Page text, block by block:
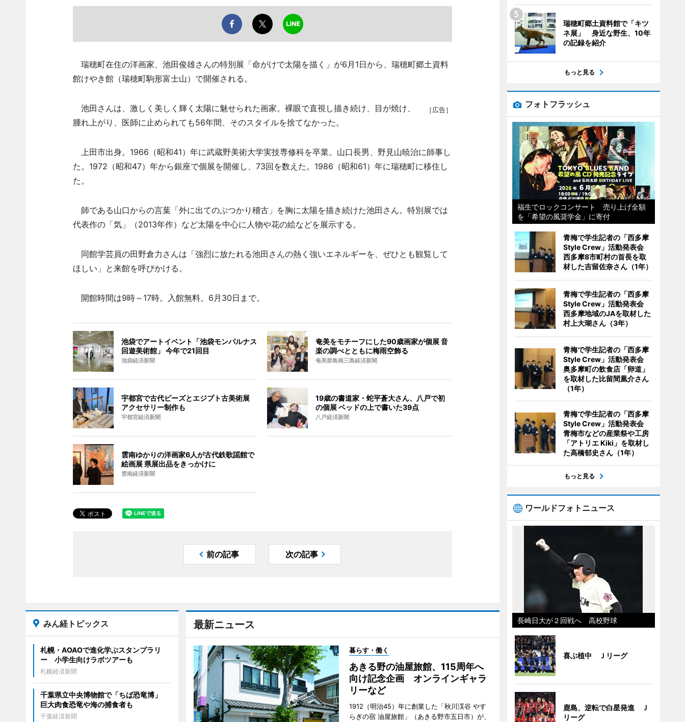
瑞穂町在住の洋画家、池田俊雄さんの特別展「命がけで太陽を描く」が6月1日から、瑞穂町郷土資料
館けやき館（瑞穂町駒形富士山）で開催される。
［広告］
池田さんは、激しく美しく輝く太陽に魅せられた画家。裸眼で直視し描き続け、目が焼け、
腫れ上がり、医師に止められても56年間、そのスタイルを捨てなかった。
上田市出身。1966（昭和41）年に武蔵野美術大学実技専修科を卒業。山口長男、野見山暁治に師事し
た。1972（昭和47）年から銀座で個展を開催し、73回を数えた。1986（昭和61）年に瑞穂町に移住し
た。
師である山口からの言葉「外に出てのぶつかり稽古」を胸に太陽を描き続けた池田さん。特別展では
代表作の「気」（2013年作）など太陽を中心に人物や花の絵などを展示する。
同館学芸員の田野倉力さんは「強烈に放たれる池田さんの熱く強いエネルギーを、ぜひとも観覧して
ほしい」と来館を呼びかける。
開館時間は9時～17時。入館無料。6月30日まで。
池袋でアートイベント「池袋モンパルナス
回遊美術館」 今年で21回目
池袋経済新聞
奄美をモチーフにした90歳画家が個展 音
楽の調べとともに梅雨空飾る
奄美群島南三島経済新聞
宇都宮で古代ビーズとエジプト古美術展
アクセサリー制作も
宇都宮経済新聞
19歳の書道家・蛇平蒼大さん、八戸で初
の個展 ベッドの上で書いた39点
八戸経済新聞
雲南ゆかりの洋画家6人が古代鉄歌謡館で
絵画展 県展出品をきっかけに
雲南経済新聞
前の記事 次の記事
最新ニュース
暮らす・働く
あきる野の油屋旅館、115周年へ
向け記念企画 オンラインギャラ
リーなど
1912（明治45）年に創業した「秋川渓谷 やす
らぎの宿 油屋旅館」（あきる野市五日市）が、
みん経トピックス
札幌・AOAOで進化学ぶスタンプラリ
ー 小学生向けラボツアーも
札幌経済新聞
千葉県立中央博物館で「ちば恐竜博」
巨大肉食恐竜や海の捕食者も
千葉経済新聞
瑞穂町郷土資料館で「キツ
ネ展」 身近な野生、10年
の記録を紹介
もっと見る
フォトフラッシュ
福生でロックコンサート 売り上げ全額
を「希望の風奨学金」に寄付
青梅で学生記者の「西多摩
Style Crew」活動発表会
西多摩8市町村の首長を取
材した吉留佐奈さん（1年）
青梅で学生記者の「西多摩
Style Crew」活動発表会
西多摩地域のJAを取材した
村上大瑚さん（3年）
青梅で学生記者の「西多摩
Style Crew」活動発表会
奥多摩町の飲食店「卵道」
を取材した比留間凰介さん
（1年）
青梅で学生記者の「西多摩
Style Crew」活動発表会
青梅市などの産業祭や工房
「アトリエ Kiki」を取材し
た高橋郁史さん（1年）
もっと見る
ワールドフォトニュース
長崎日大が２回戦へ 高校野球
喜ぶ植中 Ｊリーグ
鹿島、逆転で白星発進 Ｊ
リーグ